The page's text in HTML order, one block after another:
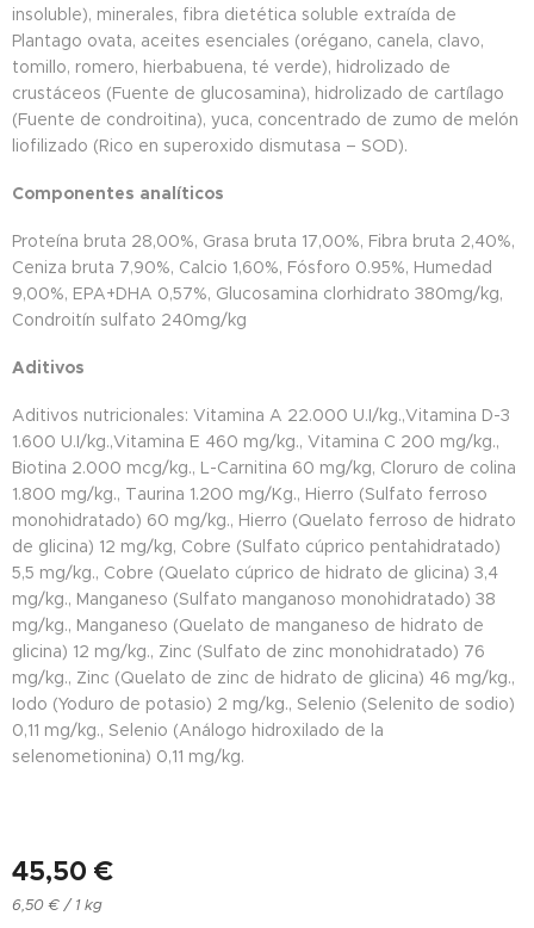
insoluble), minerales, fibra dietética soluble extraída de
Plantago ovata, aceites esenciales (orégano, canela, clavo,
tomillo, romero, hierbabuena, té verde), hidrolizado de
crustáceos (Fuente de glucosamina), hidrolizado de cartílago
(Fuente de condroitina), yuca, concentrado de zumo de melón
liofilizado (Rico en superoxido dismutasa – SOD).
Componentes analíticos
Proteína bruta 28,00%, Grasa bruta 17,00%, Fibra bruta 2,40%,
Ceniza bruta 7,90%, Calcio 1,60%, Fósforo 0.95%, Humedad
9,00%, EPA+DHA 0,57%, Glucosamina clorhidrato 380mg/kg,
Condroitín sulfato 240mg/kg
Aditivos
Aditivos nutricionales: Vitamina A 22.000 U.I/kg.,Vitamina D-3
1.600 U.I/kg.,Vitamina E 460 mg/kg., Vitamina C 200 mg/kg.,
Biotina 2.000 mcg/kg., L-Carnitina 60 mg/kg, Cloruro de colina
1.800 mg/kg., Taurina 1.200 mg/Kg., Hierro (Sulfato ferroso
monohidratado) 60 mg/kg., Hierro (Quelato ferroso de hidrato
de glicina) 12 mg/kg, Cobre (Sulfato cúprico pentahidratado)
5,5 mg/kg., Cobre (Quelato cúprico de hidrato de glicina) 3,4
mg/kg., Manganeso (Sulfato manganoso monohidratado) 38
mg/kg., Manganeso (Quelato de manganeso de hidrato de
glicina) 12 mg/kg., Zinc (Sulfato de zinc monohidratado) 76
mg/kg., Zinc (Quelato de zinc de hidrato de glicina) 46 mg/kg.,
Iodo (Yoduro de potasio) 2 mg/kg., Selenio (Selenito de sodio)
0,11 mg/kg., Selenio (Análogo hidroxilado de la
selenometionina) 0,11 mg/kg.
45,50 €
6,50 € / 1 kg